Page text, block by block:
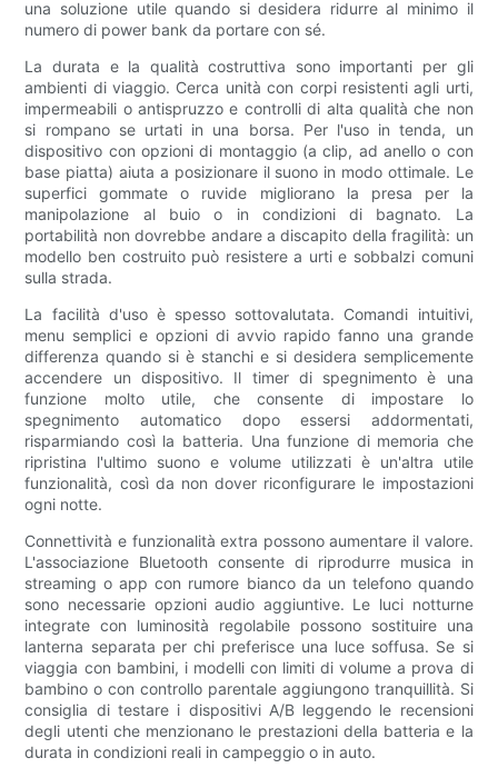
una soluzione utile quando si desidera ridurre al minimo il
numero di power bank da portare con sé.
La durata e la qualità costruttiva sono importanti per gli
ambienti di viaggio. Cerca unità con corpi resistenti agli urti,
impermeabili o antispruzzo e controlli di alta qualità che non
si rompano se urtati in una borsa. Per l'uso in tenda, un
dispositivo con opzioni di montaggio (a clip, ad anello o con
base piatta) aiuta a posizionare il suono in modo ottimale. Le
superfici gommate o ruvide migliorano la presa per la
manipolazione al buio o in condizioni di bagnato. La
portabilità non dovrebbe andare a discapito della fragilità: un
modello ben costruito può resistere a urti e sobbalzi comuni
sulla strada.
La facilità d'uso è spesso sottovalutata. Comandi intuitivi,
menu semplici e opzioni di avvio rapido fanno una grande
differenza quando si è stanchi e si desidera semplicemente
accendere un dispositivo. Il timer di spegnimento è una
funzione molto utile, che consente di impostare lo
spegnimento automatico dopo essersi addormentati,
risparmiando così la batteria. Una funzione di memoria che
ripristina l'ultimo suono e volume utilizzati è un'altra utile
funzionalità, così da non dover riconfigurare le impostazioni
ogni notte.
Connettività e funzionalità extra possono aumentare il valore.
L'associazione Bluetooth consente di riprodurre musica in
streaming o app con rumore bianco da un telefono quando
sono necessarie opzioni audio aggiuntive. Le luci notturne
integrate con luminosità regolabile possono sostituire una
lanterna separata per chi preferisce una luce soffusa. Se si
viaggia con bambini, i modelli con limiti di volume a prova di
bambino o con controllo parentale aggiungono tranquillità. Si
consiglia di testare i dispositivi A/B leggendo le recensioni
degli utenti che menzionano le prestazioni della batteria e la
durata in condizioni reali in campeggio o in auto.